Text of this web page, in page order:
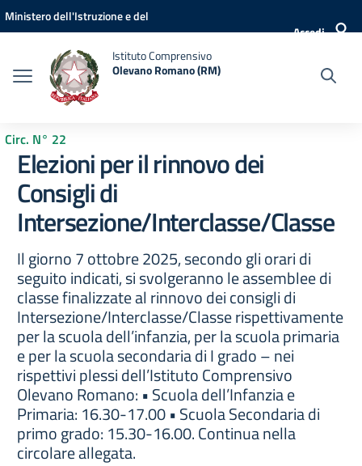
Vai ai contenuti
Vai al menu di navigazione
Vai al footer
Ministero dell'Istruzione e del
Accedi
Istituto Comprensivo
Olevano Romano (RM)
Circ. N° 22
Elezioni per il rinnovo dei
Consigli di
Intersezione/Interclasse/Classe
Il giorno 7 ottobre 2025, secondo gli orari di
seguito indicati, si svolgeranno le assemblee di
classe finalizzate al rinnovo dei consigli di
Intersezione/Interclasse/Classe rispettivamente
per la scuola dell’infanzia, per la scuola primaria
e per la scuola secondaria di I grado – nei
rispettivi plessi dell’Istituto Comprensivo
Olevano Romano: • Scuola dell’Infanzia e
Primaria: 16.30-17.00 • Scuola Secondaria di
primo grado: 15.30-16.00. Continua nella
circolare allegata.